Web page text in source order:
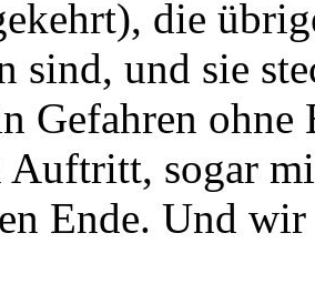
die
sind, und sie
Gefahren
Auftritt, sogar
Ende. Und